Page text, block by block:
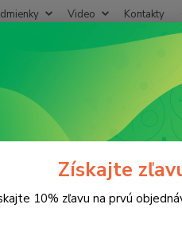
Video Kontakty
Programátor IONIC VISION INDOOR
Získajte
10% zľavu na prvú